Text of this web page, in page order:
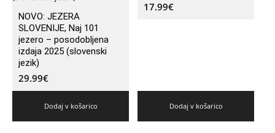
NOVO: JEZERA
SLOVENIJE, Naj 101
jezero – posodobljena
izdaja 2025 (slovenski
jezik)
29.99€
Dodaj v košarico
17.99€
Dodaj v košarico